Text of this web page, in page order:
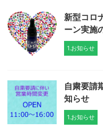
新型コロ
ーン実施
1.お知らせ
自粛要請
知らせ
1.お知らせ